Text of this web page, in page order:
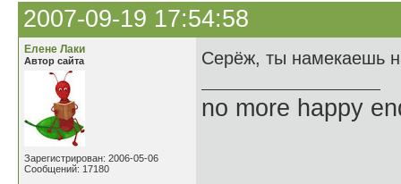
2007-09-19 17:54:58
Елене Лаки
Автор сайта
Зарегистрирован: 2006-05-06
Сообщений: 17180
Серёж, ты намекаешь
no more happy